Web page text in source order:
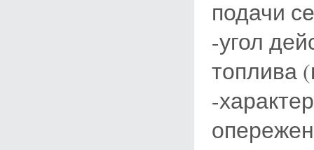
подачи
-угол
топлива
-